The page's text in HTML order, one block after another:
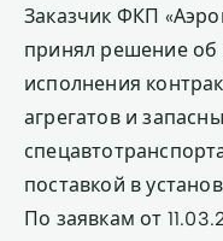
Заказчик ФКП
принял решение об
исполнения
агрегатов и
поставкой в
По заявкам от